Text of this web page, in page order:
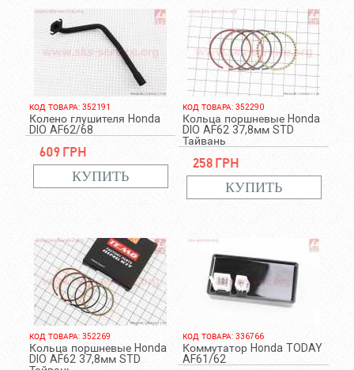
КОД ТОВАРА: 352191
Колено глушителя Honda
DIO AF62/68
609 грн
КОД ТОВАРА: 352290
Кольца поршневые Honda
DIO AF62 37,8мм STD
Тайвань
258 грн
КОД ТОВАРА: 352269
Кольца поршневые Honda
DIO AF62 37,8мм STD
КОД ТОВАРА: 336766
Коммутатор Honda TODAY
AF61/62